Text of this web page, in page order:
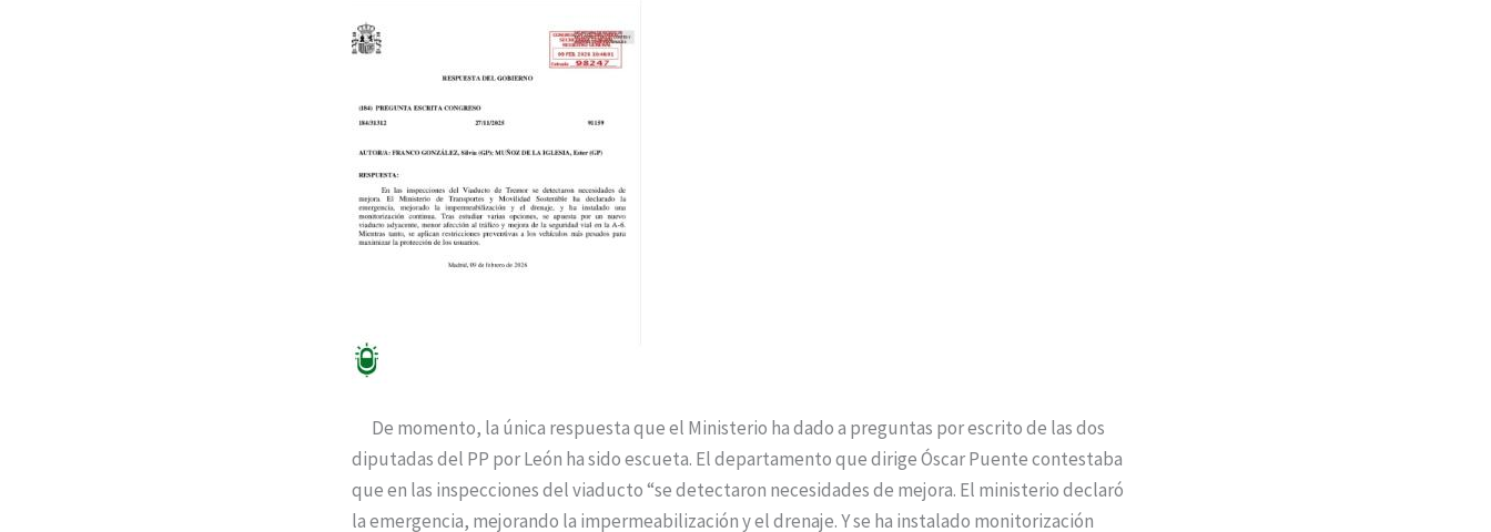
De momento, la única respuesta que el Ministerio ha dado a preguntas por escrito de las dos
diputadas del PP por León ha sido escueta. El departamento que dirige Óscar Puente contestaba
que en las inspecciones del viaducto “se detectaron necesidades de mejora. El ministerio declaró
la emergencia, mejorando la impermeabilización y el drenaje. Y se ha instalado monitorización